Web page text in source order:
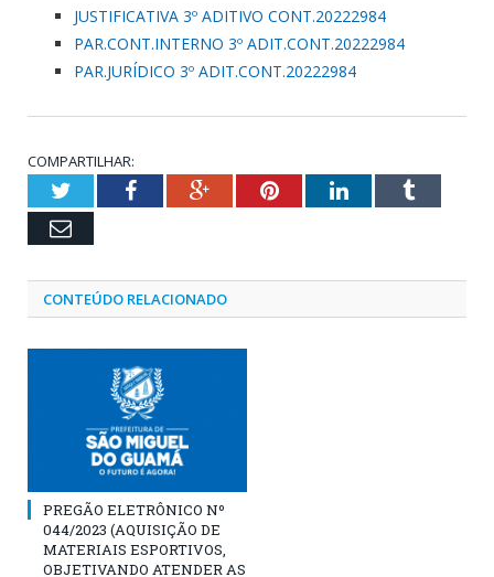
JUSTIFICATIVA 3º ADITIVO CONT.20222984
PAR.CONT.INTERNO 3º ADIT.CONT.20222984
PAR.JURÍDICO 3º ADIT.CONT.20222984
COMPARTILHAR:
TwitterFacebookGoogle+PinterestLinkedInTumblr
Email
CONTEÚDO RELACIONADO
PREGÃO ELETRÔNICO Nº
044/2023 (AQUISIÇÃO DE
MATERIAIS ESPORTIVOS,
OBJETIVANDO ATENDER AS